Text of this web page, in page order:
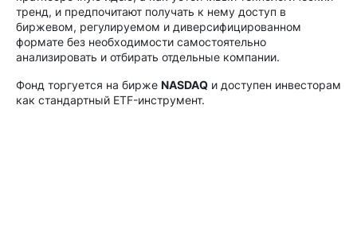
тренд, и предпочитают получать к нему доступ в
биржевом, регулируемом и диверсифицированном
формате без необходимости самостоятельно
анализировать и отбирать отдельные компании.
Фонд торгуется на бирже NASDAQ и доступен инвесторам
как стандартный ETF-инструмент.